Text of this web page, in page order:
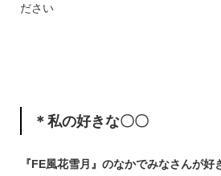
ださい
＊私の好きな〇〇
『FE風花雪月』のなかでみなさんが